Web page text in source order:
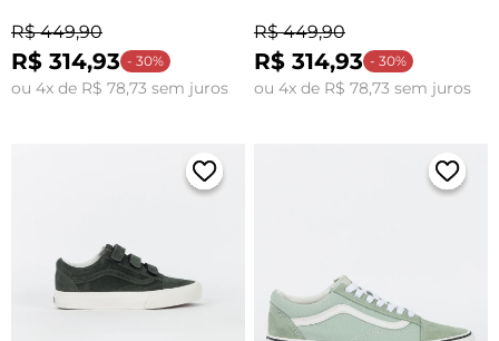
R$ 449,90
R$ 314,93 - 30%
ou 4x de R$ 78,73 sem juros
R$ 449,90
R$ 314,93 - 30%
ou 4x de R$ 78,73 sem juros